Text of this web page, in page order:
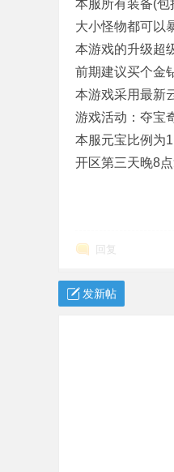
本服所有装备(
大小怪物都可以
本游戏的升级超
前期建议买个金
本游戏采用最新
游戏活动：夺宝
本服元宝比例为
开区第三天晚8
回复
发新帖